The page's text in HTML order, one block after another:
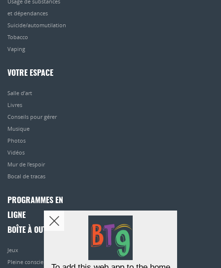
et dépendances
Suicide/automutilation
Tobacco
Vaping
VOTRE ESPACE
Salle d’art
Livres
Conseils pour gérer
Musique
Photos
Vidéos
Mur de l’espoir
Bocal de tracas
PROGRAMMES EN
LIGNE
BOÎTE À OUTILS
Jeux
Pleine conscience